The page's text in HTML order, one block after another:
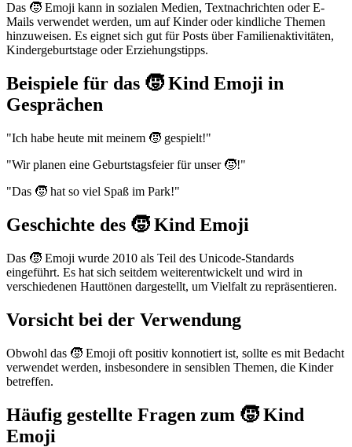
Das 🧒 Emoji kann in sozialen Medien, Textnachrichten oder E-
Mails verwendet werden, um auf Kinder oder kindliche Themen
hinzuweisen. Es eignet sich gut für Posts über Familienaktivitäten,
Kindergeburtstage oder Erziehungstipps.
Beispiele für das 🧒 Kind Emoji in
Gesprächen
"Ich habe heute mit meinem 🧒 gespielt!"
"Wir planen eine Geburtstagsfeier für unser 🧒!"
"Das 🧒 hat so viel Spaß im Park!"
Geschichte des 🧒 Kind Emoji
Das 🧒 Emoji wurde 2010 als Teil des Unicode-Standards
eingeführt. Es hat sich seitdem weiterentwickelt und wird in
verschiedenen Hauttönen dargestellt, um Vielfalt zu repräsentieren.
Vorsicht bei der Verwendung
Obwohl das 🧒 Emoji oft positiv konnotiert ist, sollte es mit Bedacht
verwendet werden, insbesondere in sensiblen Themen, die Kinder
betreffen.
Häufig gestellte Fragen zum 🧒 Kind
Emoji